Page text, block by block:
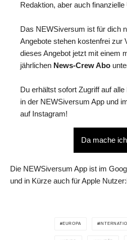
Redaktion, aber auch
Das NEWSiversum ist für dich
Angebote stehen kostenfrei zur
dieses Angebot jetzt mit einem
jährlichen News-Crew Abo
Du erhältst sofort Zugriff auf
in der NEWSiversum App und
auf Instagram!
Da mache
Die NEWSiversum App ist im
und in Kürze auch für Apple
EUROPA